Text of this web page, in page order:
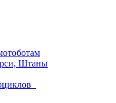
Штаны